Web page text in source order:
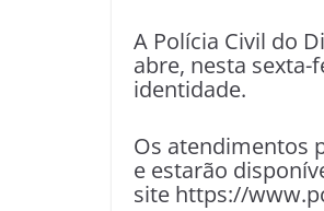
A Polícia Civil do
abre, nesta sexta-
identidade.
Os atendimentos
e estarão
site https://